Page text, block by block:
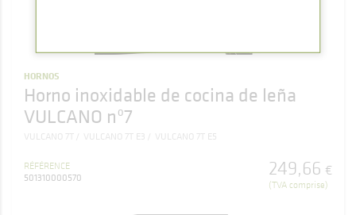
HORNOS
Horno inoxidable de cocina de leña
VULCANO nº7
VULCANO 7T VULCANO 7T E3 VULCANO 7T E5
RÉFÉRENCE
501310000570
249,66 €
(TVA comprise)